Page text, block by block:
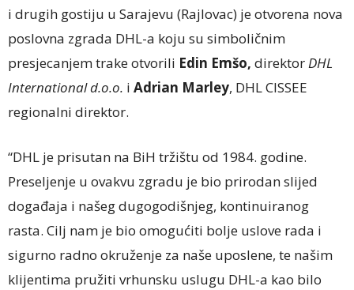
i drugih gostiju u Sarajevu (Rajlovac) je otvorena nova
poslovna zgrada DHL-a koju su simboličnim
presjecanjem trake otvorili Edin Emšo, direktorDHL
International d.o.o. i Adrian Marley, DHL CISSEE
regionalni direktor.
“DHL je prisutan na BiH tržištu od 1984. godine.
Preseljenje u ovakvu zgradu je bio prirodan slijed
događaja i našeg dugogodišnjeg, kontinuiranog
rasta. Cilj nam je bio omogućiti bolje uslove rada i
sigurno radno okruženje za naše uposlene, te našim
klijentima pružiti vrhunsku uslugu DHL-a kao bilo